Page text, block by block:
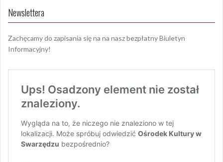
Newslettera
Zachęcamy do zapisania się na na nasz bezpłatny Biuletyn
Informacyjny!